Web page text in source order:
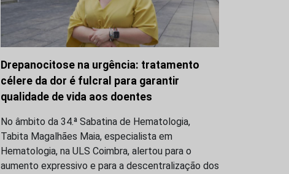
Drepanocitose na urgência: tratamento
célere da dor é fulcral para garantir
qualidade de vida aos doentes
No âmbito da 34.ª Sabatina de Hematologia,
Tabita Magalhães Maia, especialista em
Hematologia, na ULS Coimbra, alertou para o
aumento expressivo e para a descentralização dos